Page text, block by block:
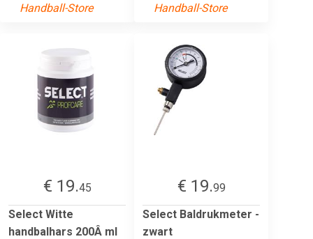
Handball-Store Handball-Store
€ 19.45
Select Witte
handbalhars 200Â ml
€ 19.99
Select Baldrukmeter -
zwart